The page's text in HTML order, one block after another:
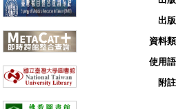
出
資料
使用
附